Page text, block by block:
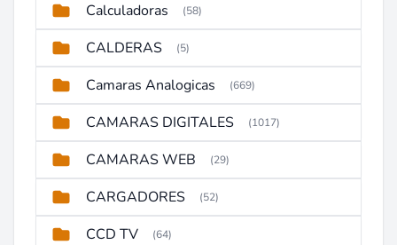
Calculadoras (58)
CALDERAS (5)
Camaras Analogicas (669)
CAMARAS DIGITALES (1017)
CAMARAS WEB (29)
CARGADORES (52)
CCD TV (64)